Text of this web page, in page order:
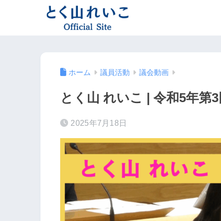
ホーム 議員活動 議会動画
とく山 れいこ | 令和5年第
2025年7月18日